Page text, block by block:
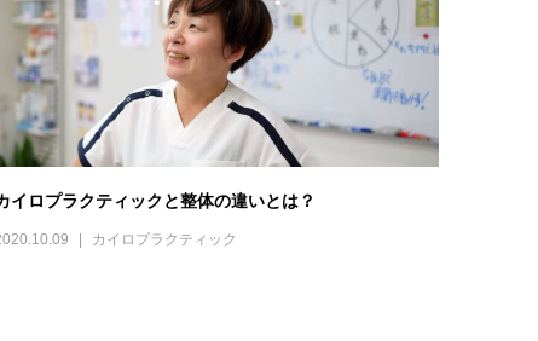
イロプラクティックと整体の違いとは？
カイロプラクティック